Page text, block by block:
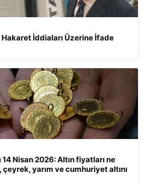
Hakaret İddiaları Üzerine İfade
14 Nisan 2026: Altın fiyatları ne
yarım ve cumhuriyet altını